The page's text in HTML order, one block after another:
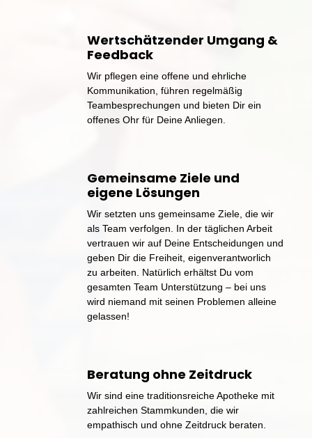
Wertschätzender Umgang
Feedback
Wir pflegen eine offene und
Kommunikation, führen
Teambesprechungen und bieten Dir
offenes Ohr für Deine Anliegen.
Gemeinsame Ziele
eigene Lösungen
Wir setzten uns gemeinsame Ziele, die
als Team verfolgen. In der täglichen
vertrauen wir auf Deine Entscheidungen
geben Dir die Freiheit,
zu arbeiten. Natürlich erhältst Du
gesamten Team Unterstützung ‒ bei
wird niemand mit seinen Problemen
gelassen!
Beratung ohne Zeitdruck
Wir sind eine traditionsreiche Apotheke
zahlreichen Stammkunden, die
empathisch und ohne Zeitdruck beraten.